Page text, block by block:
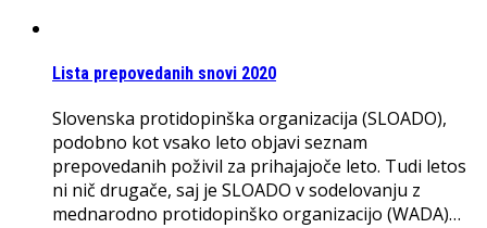
Lista prepovedanih snovi 2020
Slovenska protidopinška organizacija (SLOADO),
podobno kot vsako leto objavi seznam
prepovedanih poživil za prihajajoče leto. Tudi letos
ni nič drugače, saj je SLOADO v sodelovanju z
mednarodno protidopinško organizacijo (WADA)…